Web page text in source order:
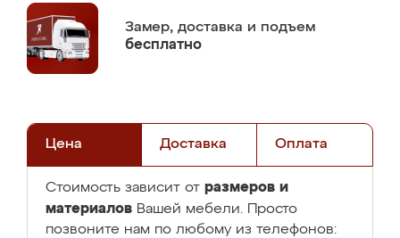
Замер, доставка и подъем
бесплатно
Цена Доставка Оплата
Стоимость зависит от размеров и
материалов Вашей мебели. Просто
позвоните нам по любому из телефонов: